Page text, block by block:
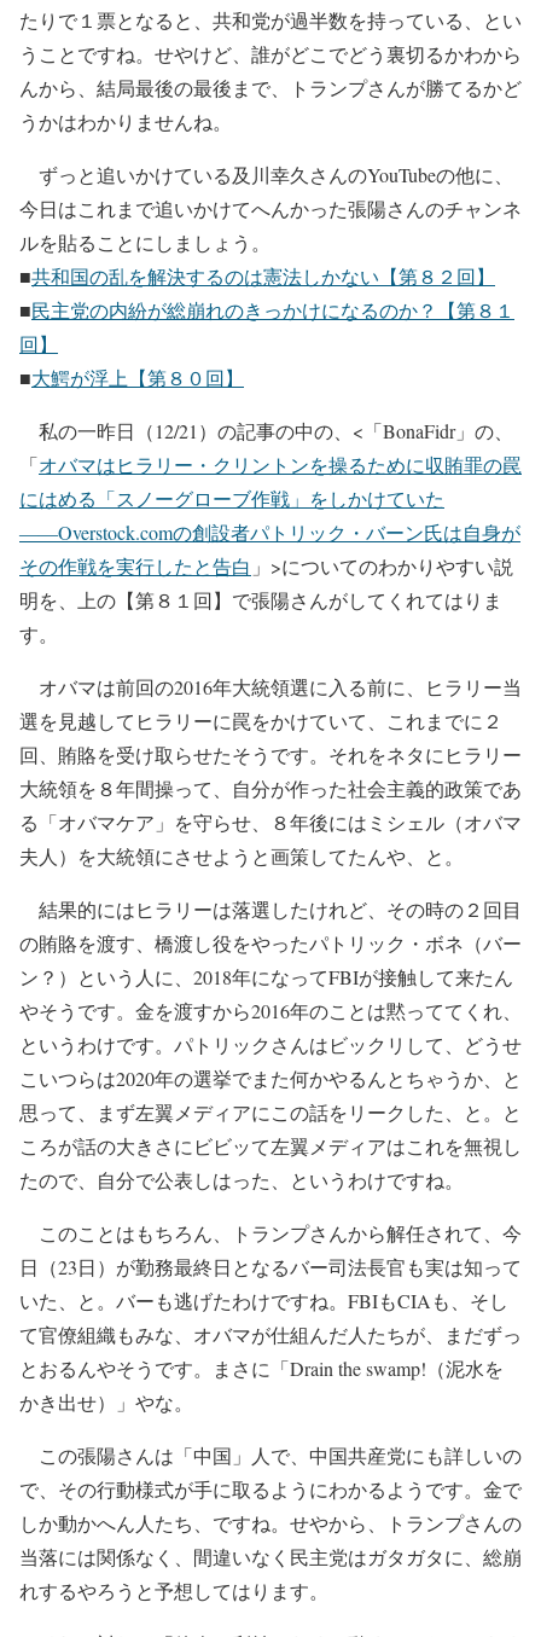
たりで１票となると、共和党が過半数を持っている、とい
うことですね。せやけど、誰がどこでどう裏切るかわから
んから、結局最後の最後まで、トランプさんが勝てるかど
うかはわかりませんね。
ずっと追いかけている及川幸久さんのYouTubeの他に、
今日はこれまで追いかけてへんかった張陽さんのチャンネ
ルを貼ることにしましょう。
■共和国の乱を解決するのは憲法しかない【第８２回】
■民主党の内紛が総崩れのきっかけになるのか？【第８１
回】
■大鰐が浮上【第８０回】
私の一昨日（12/21）の記事の中の、<「BonaFidr」の、
「オバマはヒラリー・クリントンを操るために収賄罪の罠
にはめる「スノーグローブ作戦」をしかけていた
――Overstock.comの創設者パトリック・バーン氏は自身が
その作戦を実行したと告白 」>についてのわかりやすい説
明を、上の【第８１回】で張陽さんがしてくれてはりま
す。
オバマは前回の2016年大統領選に入る前に、ヒラリー当
選を見越してヒラリーに罠をかけていて、これまでに２
回、賄賂を受け取らせたそうです。それをネタにヒラリー
大統領を８年間操って、自分が作った社会主義的政策であ
る「オバマケア」を守らせ、８年後にはミシェル（オバマ
夫人）を大統領にさせようと画策してたんや、と。
結果的にはヒラリーは落選したけれど、その時の２回目
の賄賂を渡す、橋渡し役をやったパトリック・ボネ（バー
ン？）という人に、2018年になってFBIが接触して来たん
やそうです。金を渡すから2016年のことは黙っててくれ、
というわけです。パトリックさんはビックリして、どうせ
こいつらは2020年の選挙でまた何かやるんとちゃうか、と
思って、まず左翼メディアにこの話をリークした、と。と
ころが話の大きさにビビッて左翼メディアはこれを無視し
たので、自分で公表しはった、というわけですね。
このことはもちろん、トランプさんから解任されて、今
日（23日）が勤務最終日となるバー司法長官も実は知って
いた、と。バーも逃げたわけですね。FBIもCIAも、そし
て官僚組織もみな、オバマが仕組んだ人たちが、まだずっ
とおるんやそうです。まさに「Drain the swamp!（泥水を
かき出せ）」やな。
この張陽さんは「中国」人で、中国共産党にも詳しいの
で、その行動様式が手に取るようにわかるようです。金で
しか動かへん人たち、ですね。せやから、トランプさんの
当落には関係なく、間違いなく民主党はガタガタに、総崩
れするやろうと予想してはります。